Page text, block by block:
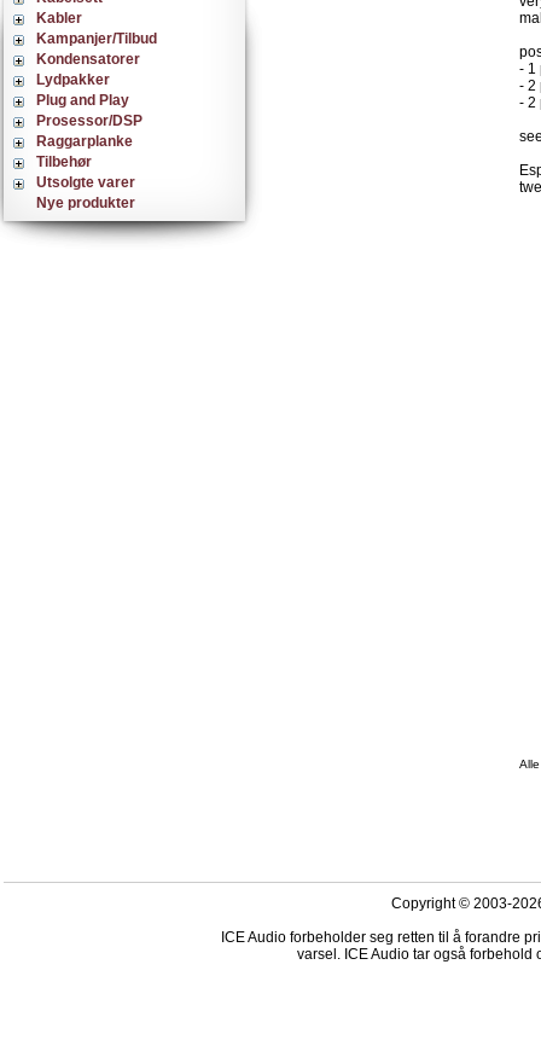
Kabler
Kampanjer/Tilbud
Kondensatorer
Lydpakker
Plug and Play
Prosessor/DSP
Raggarplanke
Tilbehør
Utsolgte varer
Nye produkter
- 1
- 2
- 2
Copyright © 2003-
ICE Audio forbeholder seg retten til å forandre
varsel. ICE Audio tar også forbehold